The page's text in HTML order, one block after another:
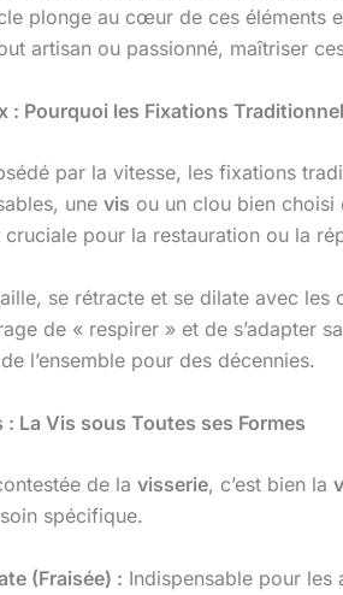
plonge au cœur de ces éléments
artisan ou passionné, maîtriser
: Pourquoi les Fixations
par la vitesse, les fixations
une vis ou un clou bien choisi
pour la restauration ou la
se rétracte et se dilate avec
de « respirer » et de s’adapter
l’ensemble pour des décennies.
: La Vis sous Toutes ses Formes
de la visserie, c’est bien la
spécifique.
(Fraisée) : Indispensable pour les